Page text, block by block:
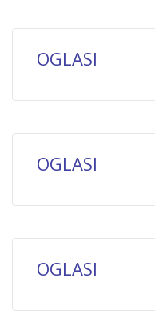
OGLASI
OGLASI
OGLASI